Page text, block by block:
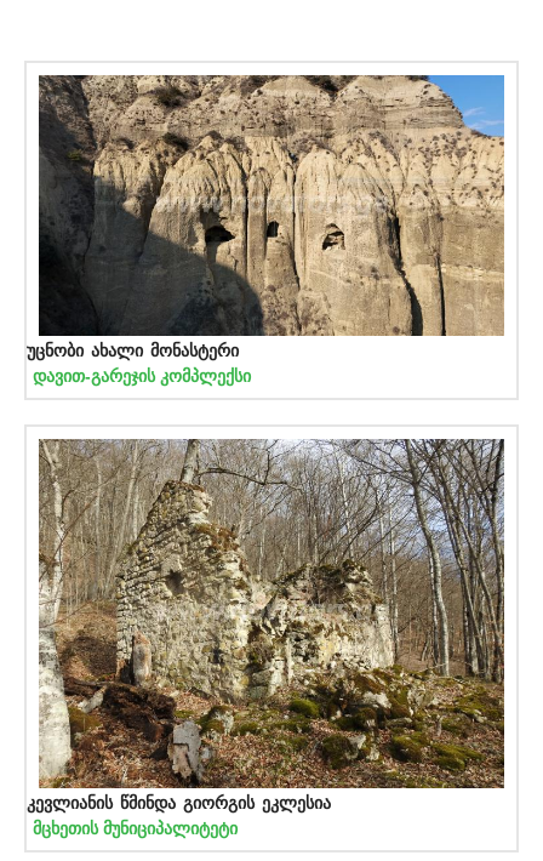
უცნობი ახალი მონასტერი
დავით-გარეჯის კომპლექსი
კევლიანის წმინდა გიორგის ეკლესია
მცხეთის მუნიციპალიტეტი